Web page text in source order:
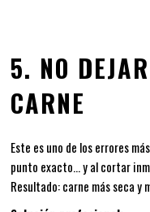
5. NO
CARNE
Este es uno de los errores
punto exacto… y al cortar
Resultado: carne más seca y